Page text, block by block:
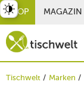
SHOP MAGAZIN
Tischwelt Marken
umschalten